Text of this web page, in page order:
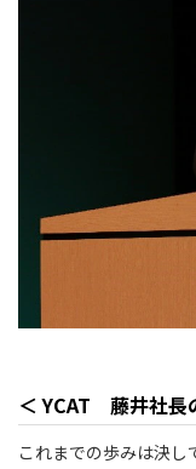
＜ YCAT 藤井社長
これまでの歩みは決